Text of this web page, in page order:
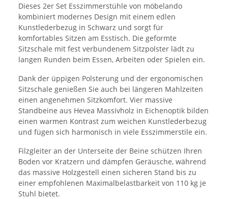
Dieses 2er Set Esszimmerstühle von möbelando
kombiniert modernes Design mit einem edlen
Kunstlederbezug in Schwarz und sorgt für
komfortables Sitzen am Esstisch. Die geformte
Sitzschale mit fest verbundenem Sitzpolster lädt zu
langen Runden beim Essen, Arbeiten oder Spielen ein.
Dank der üppigen Polsterung und der ergonomischen
Sitzschale genießen Sie auch bei längeren Mahlzeiten
einen angenehmen Sitzkomfort. Vier massive
Standbeine aus Hevea Massivholz in Eichenoptik bilden
einen warmen Kontrast zum weichen Kunstlederbezug
und fügen sich harmonisch in viele Esszimmerstile ein.
Filzgleiter an der Unterseite der Beine schützen Ihren
Boden vor Kratzern und dämpfen Geräusche, während
das massive Holzgestell einen sicheren Stand bis zu
einer empfohlenen Maximalbelastbarkeit von 110 kg je
Stuhl bietet.